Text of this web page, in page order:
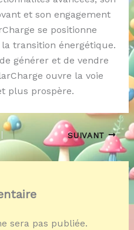
et son engagement
se positionne
transition énergétique.
générer et de vendre
ouvre la voie
plus prospère.
SUIVANT
sera pas publiée.